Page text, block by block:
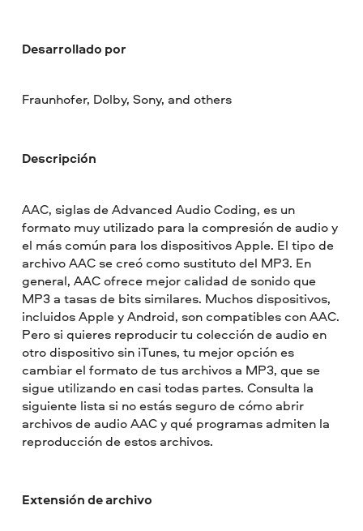
Desarrollado por
Fraunhofer, Dolby, Sony, and others
Descripción
AAC, siglas de Advanced Audio Coding, es un
formato muy utilizado para la compresión de audio y
el más común para los dispositivos Apple. El tipo de
archivo AAC se creó como sustituto del MP3. En
general, AAC ofrece mejor calidad de sonido que
MP3 a tasas de bits similares. Muchos dispositivos,
incluidos Apple y Android, son compatibles con AAC.
Pero si quieres reproducir tu colección de audio en
otro dispositivo sin iTunes, tu mejor opción es
cambiar el formato de tus archivos a MP3, que se
sigue utilizando en casi todas partes. Consulta la
siguiente lista si no estás seguro de cómo abrir
archivos de audio AAC y qué programas admiten la
reproducción de estos archivos.
Extensión de archivo